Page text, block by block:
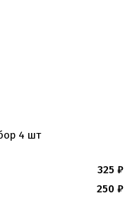
принтере
печать
влюбленных
Майнкрафт
4 шт
325 ₽
250 ₽